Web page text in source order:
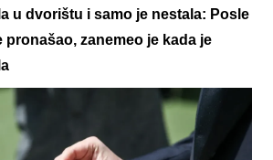
u dvorištu i samo je nestala: Posle
pronašao, zanemeo je kada je